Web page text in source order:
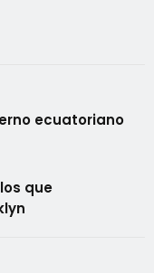
ecuatoriano
que